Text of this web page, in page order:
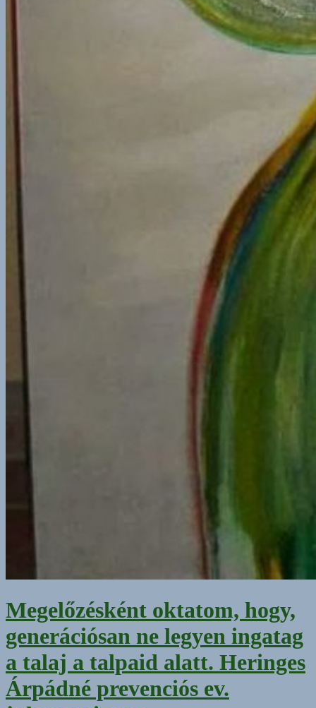
Megelőzésként oktatom, hogy,
generációsan ne legyen ingatag
a talaj a talpaid alatt. Heringes
Árpádné prevenciós ev.